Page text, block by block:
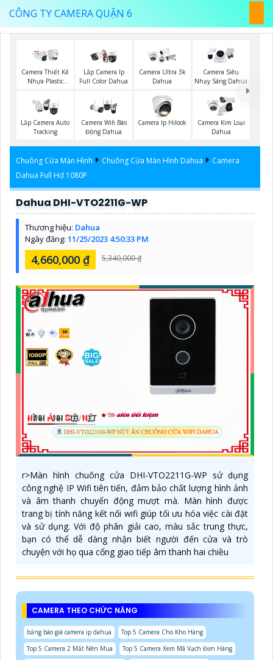
CÔNG TY CAMERA QUẬN 6
Camera Thiết Kế
Nhựa Plastic
Lắp Camera Ip
Full Color Dahua
Camera Ultra 3k
Dahua
Camera Siêu
Nhạy Sáng Dahua
Lắp Camera Auto
Tracking
Camera Wifi Báo
Động Dahua
Camera Ip Hilook
Camera Kim Loại
Dahua
Chuông Cửa Màn Hình Chuông Cửa Màn Hình Dahua
Camera
Dahua Full Hd 1080P
Dahua DHI-VTO2211G-WP
Thương hiệu: Dahua
Ngày đăng: 11/25/2023 4:50:33 PM
4,660,000 ₫ 5,340,000 ₫
r>Màn hình chuông cửa DHI-VTO2211G-WP sử dụng
công nghệ IP Wifi tiên tiến, đảm bảo chất lượng hình ảnh
và âm thanh chuyển động mượt mà. Màn hình được
trang bị tính năng kết nối wifi giúp tối ưu hóa việc cài đặt
và sử dụng. Với độ phân giải cao, màu sắc trung thực,
bạn có thể dễ dàng nhận biết người đến cửa và trò
chuyện với họ qua cổng giao tiếp âm thanh hai chiều
CAMERA THEO CHỨC NĂNG
bảng báo giá camera ip dahua
Top 5 Camera Cho Kho Hàng
Top 5 Camera 2 Mắt Nên Mua
Top 5 Camera Xem Mã Vạch Đơn Hàng